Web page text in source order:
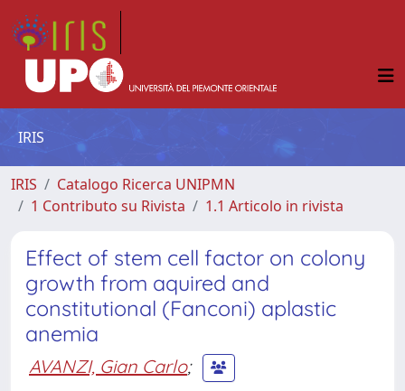
IRIS
IRIS
Catalogo Ricerca UNIPMN
1 Contributo su Rivista
1.1 Articolo in rivista
Effect of stem cell factor on colony
growth from aquired and
constitutional (Fanconi) aplastic
anemia
AVANZI, Gian Carlo;